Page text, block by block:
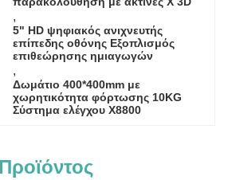
,
5" HD ψηφιακός ανιχνευτής
επίπεδης οθόνης Εξοπλισμός
επιθεώρησης ημιαγωγών
,
Δωμάτιο 400*400mm με
χωρητικότητα φόρτωσης 10KG
Σύστημα ελέγχου X8800